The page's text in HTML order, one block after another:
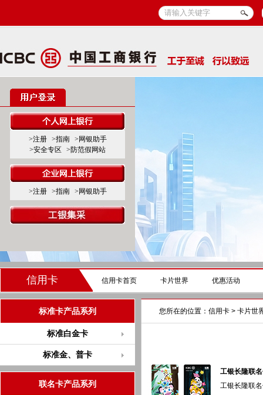
>注册 >指南
>网银助手
>安全专区
>防范假网站
>注册 >指南 >网银助手
信用卡 信用卡首页 卡片世界 优惠活动
标准卡产品系列
标准白金卡
标准金、普卡
联名卡产品系列
您所在的位置： 信用卡 > 卡片世
工银长隆联
工银长隆联